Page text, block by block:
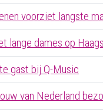
voorziet langste
lange dames op
gast bij Q-Music
van Nederland